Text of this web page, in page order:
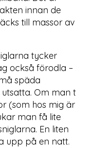
innan de
till massor av
tycker
också förodla –
späda
Om man t
(som hos mig är
man få lite
En liten
upp på en natt.